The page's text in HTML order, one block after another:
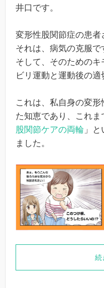
井口です。
変形性股関節症の患者
それは、病気の克服で
そして、そのための
ビリ運動と運動後の適
これは、私自身の変
た知恵であり、これま
股関節ケアの両輪 」
ました。
続